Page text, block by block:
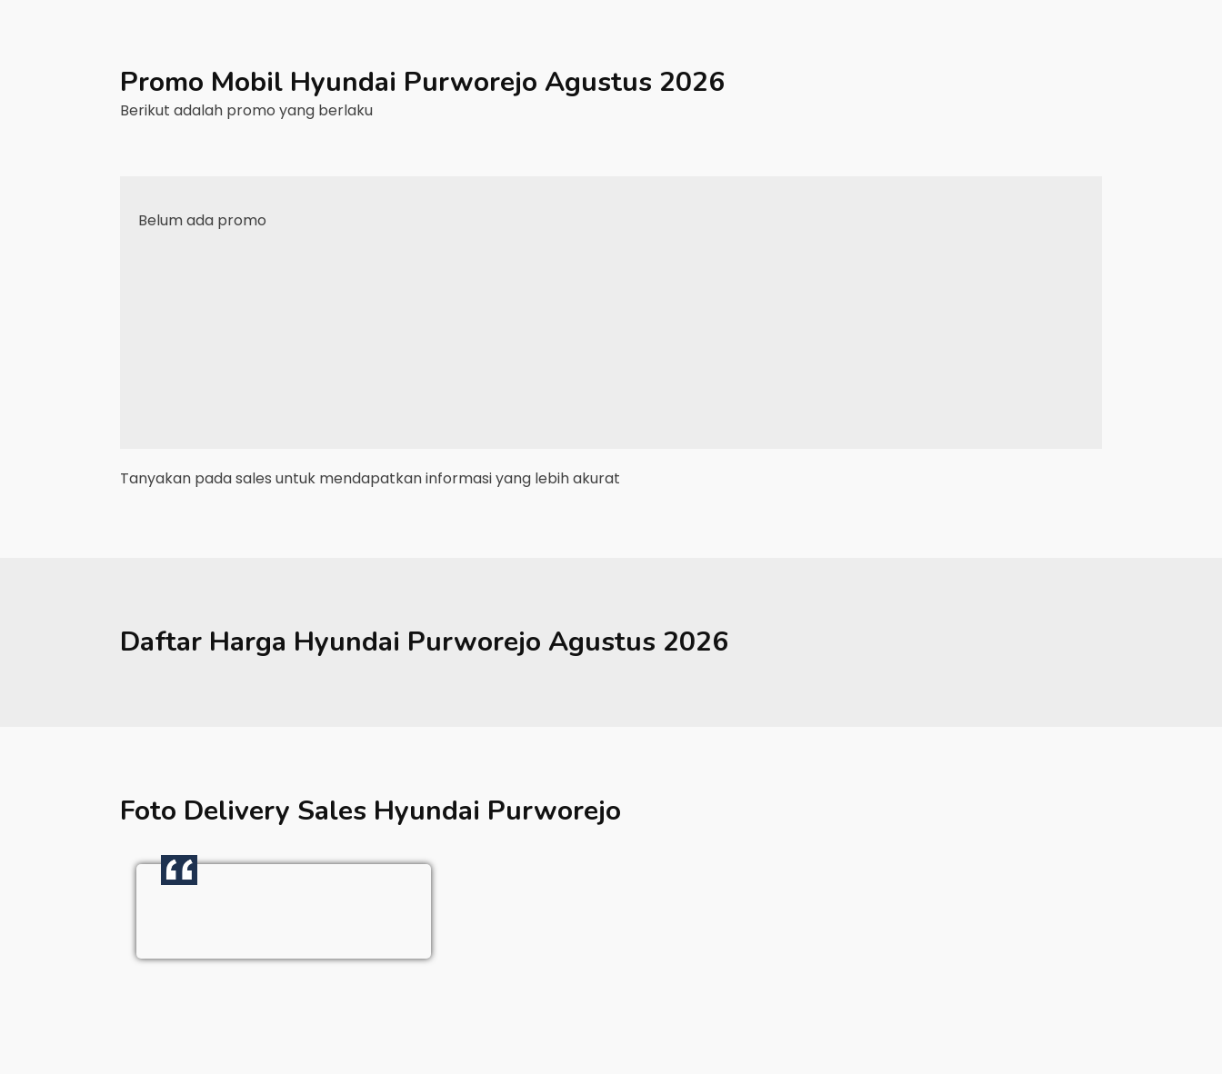
Promo Mobil Hyundai Purworejo Agustus 2026
Berikut adalah promo yang berlaku
Belum ada promo
Tanyakan pada sales untuk mendapatkan informasi yang lebih akurat
Daftar Harga Hyundai Purworejo Agustus 2026
Foto Delivery Sales Hyundai Purworejo